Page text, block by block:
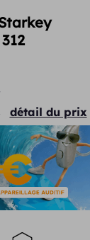
détail du prix